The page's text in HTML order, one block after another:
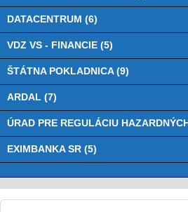
DATACENTRUM (6)
VDZ VS - FINANCIE (5)
ŠTÁTNA POKLADNICA (9)
ARDAL (7)
ÚRAD PRE REGULÁCIU
EXIMBANKA SR (5)